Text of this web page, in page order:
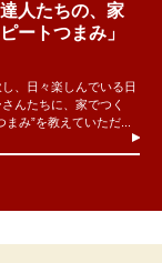
達人たちの、家
ートつまみ」
、日々楽しんでいる日
んたちに、家でつく
まみ”を教えていただ...